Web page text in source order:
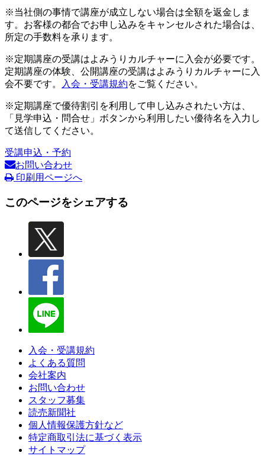
※当社側の事情で講座が成立しない場合は全額を返金しま
す。お客様の都合でお申し込みをキャンセルされた場合は、
所定の手数料を承ります。
※定期講座の受講はよみうりカルチャーに入会が必要です。
定期講座の体験、公開講座の受講はよみうりカルチャーに入
会不要です。
入会・受講規約をご覧ください。
※定期講座で優待割引を利用して申し込みされたい方は、
「見学申込・問合せ」ボタンから利用したい優待名を入力し
て送信してください。
受講申込・予約
お問い合わせ
印刷用ページへ
このページをシェアする
入会・受講規約
よくある質問
会社案内
お問い合わせ
スタッフ募集
読売新聞社
個人情報保護方針など
特定商取引法に基づく表示
サイトマップ